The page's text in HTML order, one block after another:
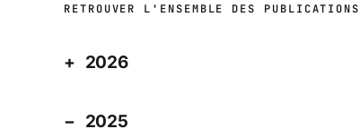
RETROUVER L'ENSEMBLE DES PUBLICATIONS
2026
2025